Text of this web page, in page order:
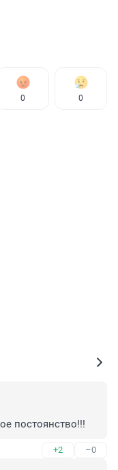
0 0
постоянство!!!
+2 –0